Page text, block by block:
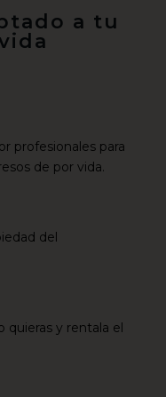
a tu
profesionales para
de por vida.
del
quieras y rentala el